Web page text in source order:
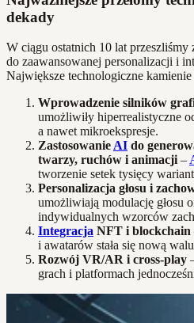
dekady
W ciągu ostatnich 10 lat
do zaawansowanej personalizacji i
Największe technologiczne
Wprowadzenie silników
umożliwiły hiperrealistyczne
a nawet mikroekspresje.
Zastosowanie AI do
twarzy, ruchów i animacji –
tworzenie setek tysięcy
Personalizacja głosu i
umożliwiają modulację głosu
indywidualnych wzorców
Integracja NFT i blockchain
i awatarów stała się nową
Rozwój VR/AR i cross-play
grach i platformach